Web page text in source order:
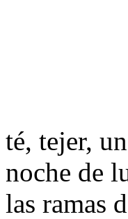
té, tejer,
noche de
las ramas